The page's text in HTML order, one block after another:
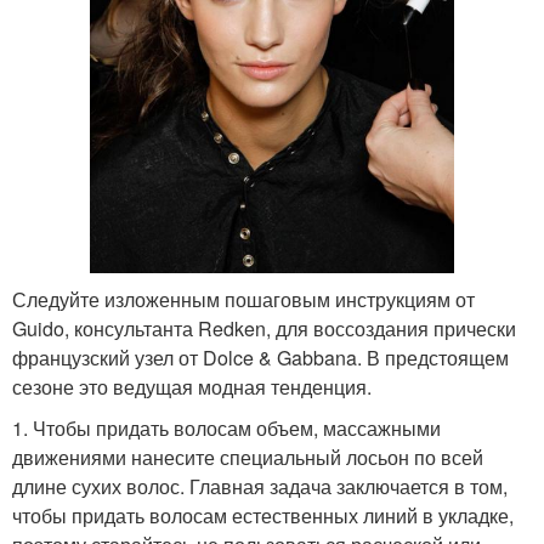
Следуйте изложенным пошаговым инструкциям от
Guido, консультанта Redken, для воссоздания прически
французский узел от Dolce & Gabbana. В предстоящем
сезоне это ведущая модная тенденция.
1. Чтобы придать волосам объем, массажными
движениями нанесите специальный лосьон по всей
длине сухих волос. Главная задача заключается в том,
чтобы придать волосам естественных линий в укладке,